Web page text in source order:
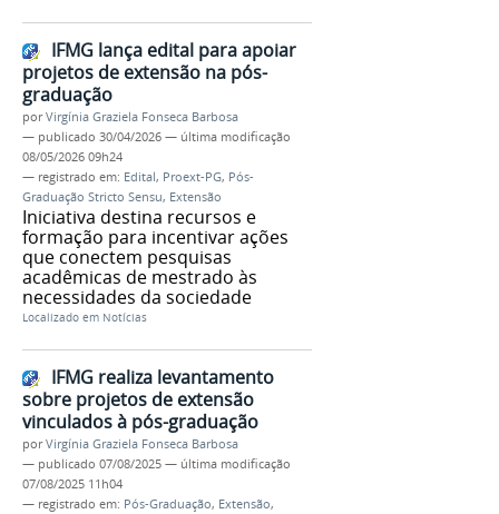
IFMG lança edital para apoiar
projetos de extensão na pós-
graduação
porVirgínia Graziela Fonseca Barbosa
— publicado 30/04/2026 — última modificação
08/05/2026 09h24
— registrado em: Edital, Proext-PG, Pós-
Graduação Stricto Sensu, Extensão
Iniciativa destina recursos e
formação para incentivar ações
que conectem pesquisas
acadêmicas de mestrado às
necessidades da sociedade
Localizado em Notícias
IFMG realiza levantamento
sobre projetos de extensão
vinculados à pós-graduação
porVirgínia Graziela Fonseca Barbosa
— publicado 07/08/2025 — última modificação
07/08/2025 11h04
— registrado em: Pós-Graduação, Extensão,